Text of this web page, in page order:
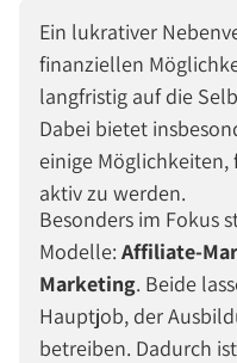
Ein lukrativer
finanziellen
langfristig auf die
Dabei bietet
einige
aktiv zu werden.
Besonders im Fokus
Modelle:Affiliate-
Marketing. Beide
Hauptjob, der
betreiben. Dadurch